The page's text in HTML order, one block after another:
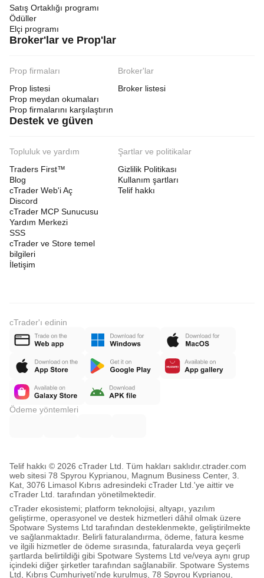
Satış Ortaklığı programı
Ödüller
Elçi programı
Broker'lar ve Prop'lar
Prop firmaları
Prop listesi
Prop meydan okumaları
Prop firmalarını karşılaştırın
Broker'lar
Broker listesi
Destek ve güven
Topluluk ve yardım
Traders First™
Blog
cTrader Web'i Aç
Discord
cTrader MCP Sunucusu
Yardım Merkezi
SSS
cTrader ve Store temel
bilgileri
İletişim
Şartlar ve politikalar
Gizlilik Politikası
Kullanım şartları
Telif hakkı
cTrader'ı edinin
Ödeme yöntemleri
Telif hakkı © 2026 cTrader Ltd. Tüm hakları saklıdır.ctrader.com
web sitesi 78 Spyrou Kyprianou, Magnum Business Center, 3.
Kat, 3076 Limasol Kıbrıs adresindeki cTrader Ltd.'ye aittir ve
cTrader Ltd. tarafından yönetilmektedir.
cTrader ekosistemi; platform teknolojisi, altyapı, yazılım
geliştirme, operasyonel ve destek hizmetleri dâhil olmak üzere
Spotware Systems Ltd tarafından desteklenmekte, geliştirilmekte
ve sağlanmaktadır. Belirli faturalandırma, ödeme, fatura kesme
ve ilgili hizmetler de ödeme sırasında, faturalarda veya geçerli
şartlarda belirtildiği gibi Spotware Systems Ltd ve/veya aynı grup
içindeki diğer şirketler tarafından sağlanabilir. Spotware Systems
Ltd, Kıbrıs Cumhuriyeti'nde kurulmuş, 78 Spyrou Kyprianou,